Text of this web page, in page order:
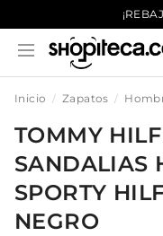
Inicio Zapatos
TOMMY
SANDALIAS
SPORTY
NEGRO